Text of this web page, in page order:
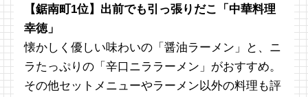
【鋸南町1位】出前でも引っ張りだこ「中華料理
幸徳」
懐かしく優しい味わいの「醤油ラーメン」と、ニ
ラたっぷりの「辛口ニララーメン」がおすすめ。
その他セットメニューやラーメン以外の料理も評